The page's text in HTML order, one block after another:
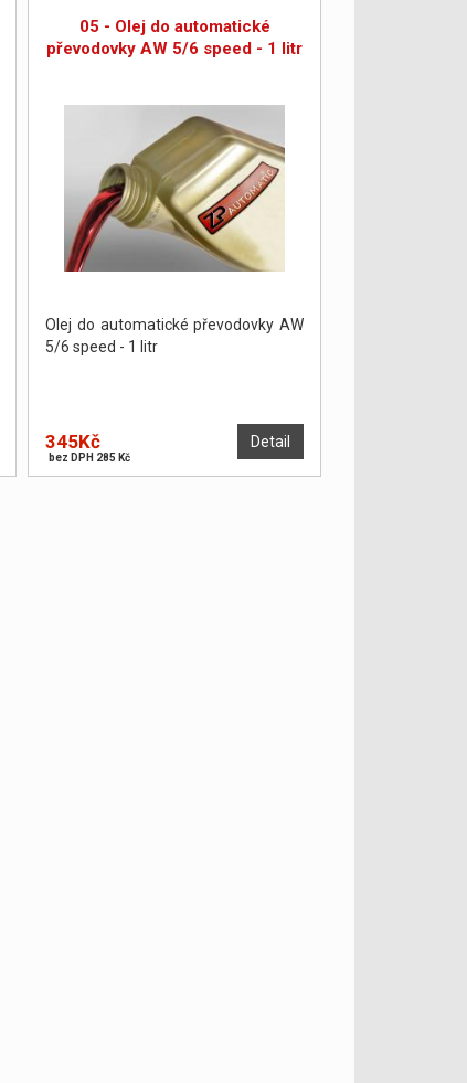
05 - Olej do automatické
převodovky AW 5/6 speed - 1 litr
Olej do automatické převodovky AW
5/6 speed - 1 litr
Detail
345Kč
bez DPH 285 Kč